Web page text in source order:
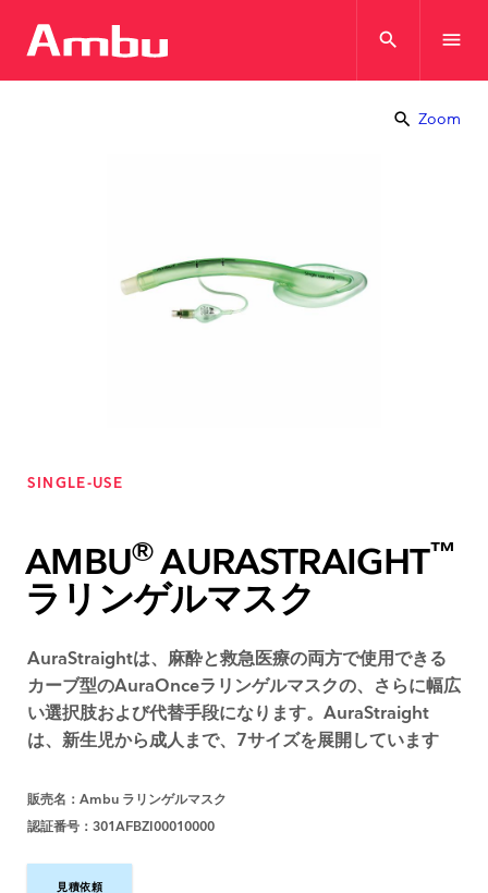
search menu
SINGLE-USE
AMBU®AURASTRAIGHT™
ラリンゲルマスク
AuraStraightは、麻酔と救急医療の両方で使用できる
カーブ型のAuraOnceラリンゲルマスクの、さらに幅広
い選択肢および代替手段になります。AuraStraight
は、新生児から成人まで、7サイズを展開しています
販売名：Ambu ラリンゲルマスク
認証番号：301AFBZI00010000
見積依頼
search Zoom